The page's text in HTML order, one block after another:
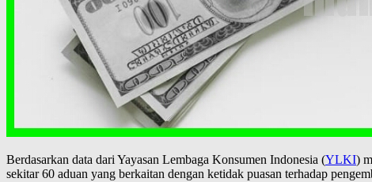
Berdasarkan data dari Yayasan Lembaga Konsumen Indonesia (YLKI)
sekitar 60 aduan yang berkaitan dengan ketidak puasan terhadap